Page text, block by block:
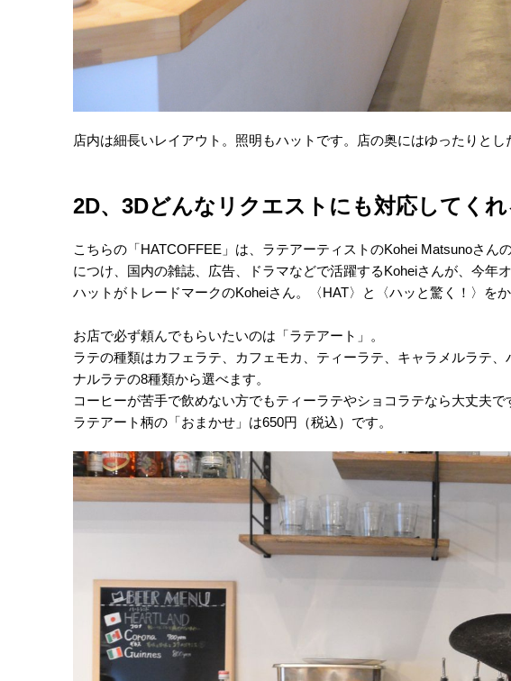
店内は細長いレイアウト。照明もハットです。店の奥にはゆったりとし
2D、3Dどんなリクエストにも対応してく
こちらの「HATCOFFEE」は、ラテアーティストのKohei Matsunoさん
につけ、国内の雑誌、広告、ドラマなどで活躍するKoheiさんが、今年
ハットがトレードマークのKoheiさん。〈HAT〉と〈ハッと驚く！〉をか
お店で必ず頼んでもらいたいのは「ラテアート」。
ラテの種類はカフェラテ、カフェモカ、ティーラテ、キャラメルラテ
ナルラテの8種類から選べます。
コーヒーが苦手で飲めない方でもティーラテやショコラテなら大丈夫で
ラテアート柄の「おまかせ」は650円（税込）です。